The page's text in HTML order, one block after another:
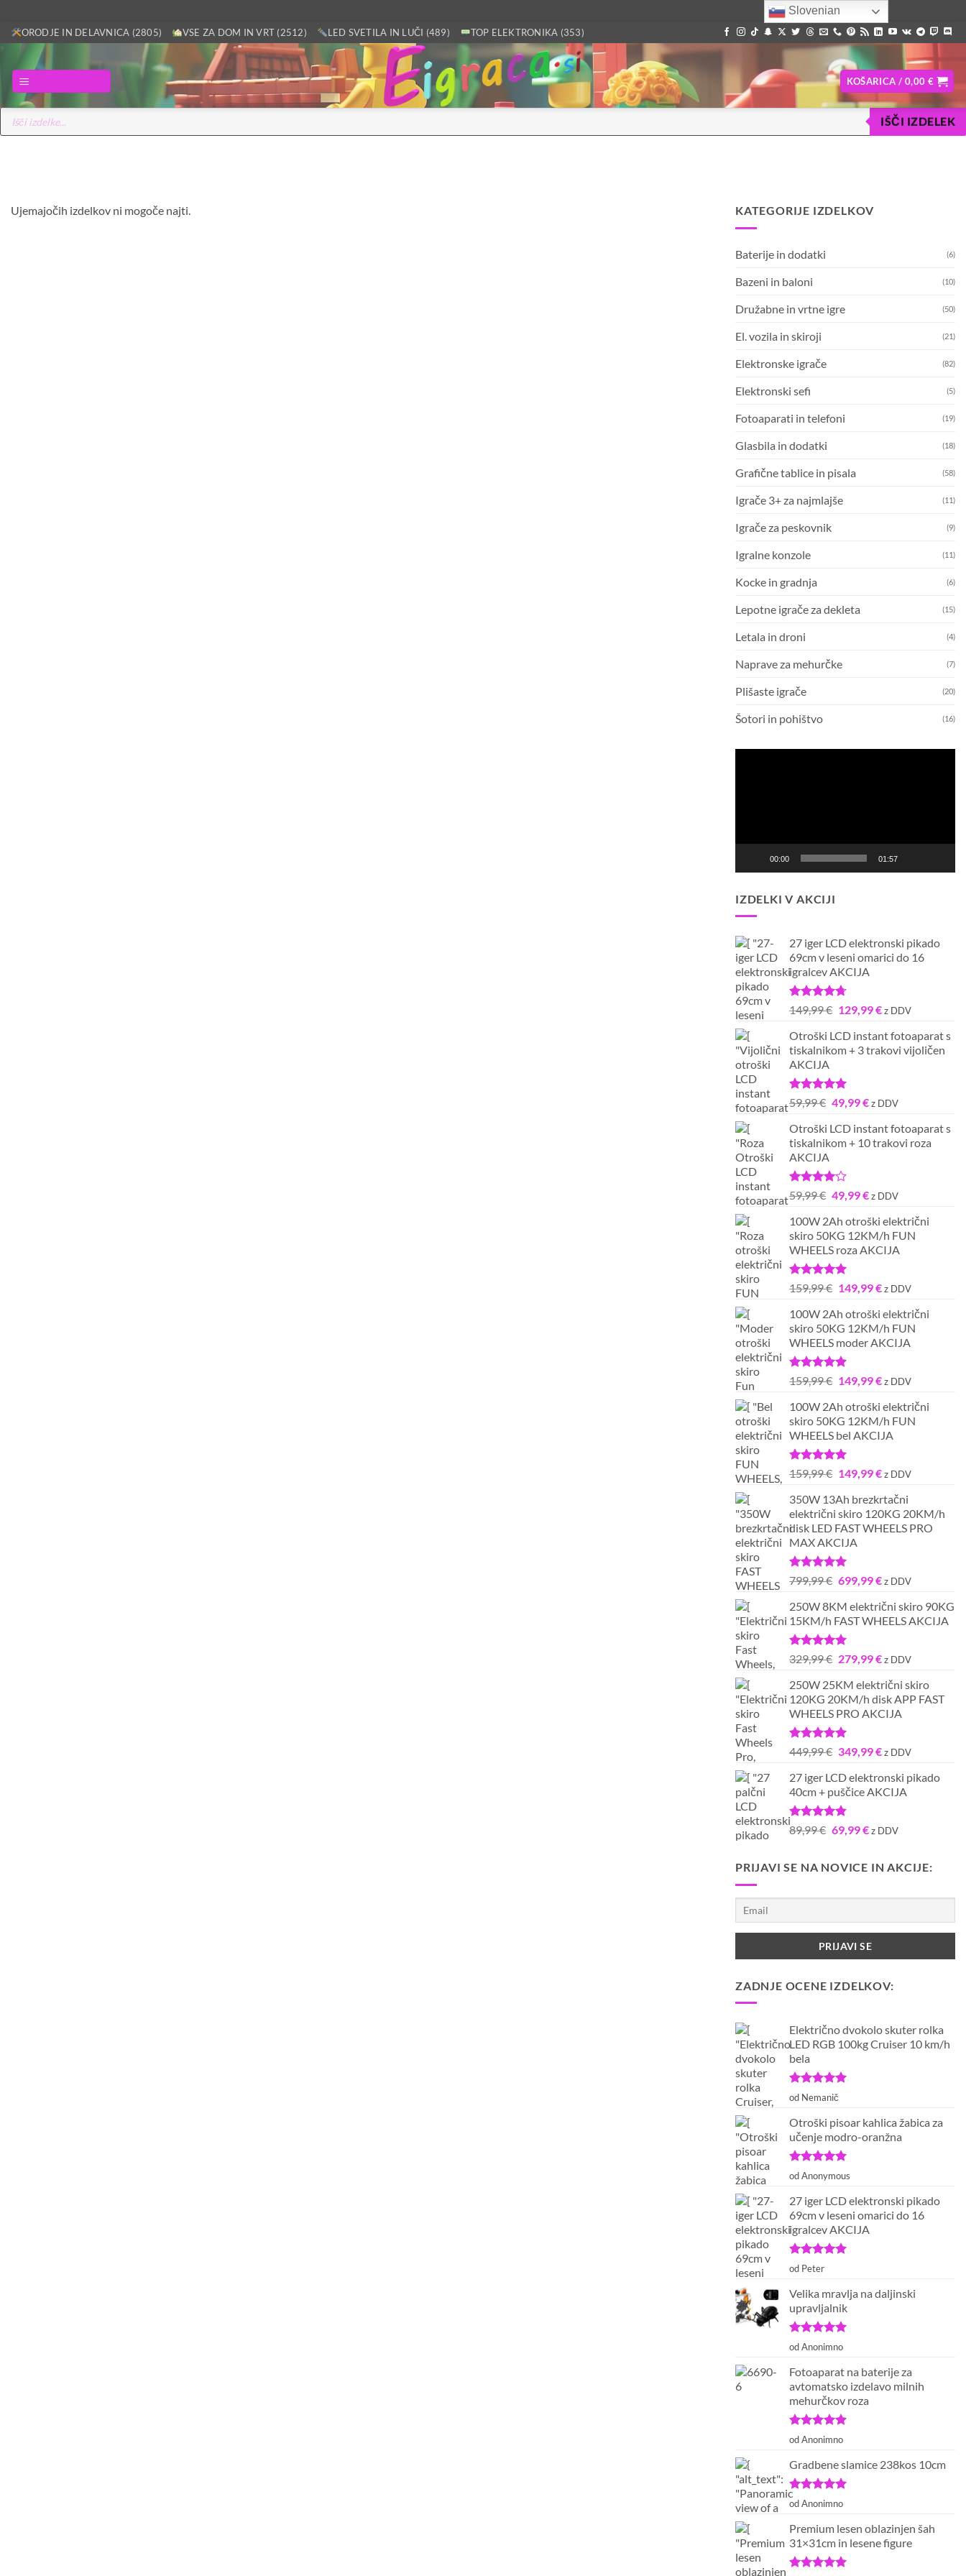
Skoči
na
vsebino
ORODJE IN DELAVNICA (2805) VSE ZA DOM IN VRT (2512) LED SVETILA IN LUČI (489) TOP ELEKTRONIKA (353)
KOŠARICA / 0,00 €
Products
search
IŠČI IZDELEK
Ujemajočih izdelkov ni mogoče najti. KATEGORIJE IZDELKOV
Baterije in dodatki (6)
Bazeni in baloni (10)
Družabne in vrtne igre (50)
El. vozila in skiroji (21)
Elektronske igrače (82)
Elektronski sefi (5)
Fotoaparati in telefoni (19)
Glasbila in dodatki (18)
Grafične tablice in pisala (58)
Igrače 3+ za najmlajše (11)
Igrače za peskovnik (9)
Igralne konzole (11)
Kocke in gradnja (6)
Lepotne igrače za dekleta (15)
Letala in droni (4)
Naprave za mehurčke (7)
Plišaste igrače (20)
Šotori in pohištvo (16)
00:00 01:57
IZDELKI V AKCIJI
27 iger LCD elektronski pikado
69cm v leseni omarici do 16
igralcev AKCIJA
Ocenjeno
od 5
149,99€ Izvirna
je
bila:
129,99€Trenutna
je:
129,99 €.
z DDV
Otroški LCD instant fotoaparat s
tiskalnikom + 3 trakovi vijoličen
AKCIJA
Ocenjeno
5.00
59,99€ Izvirna
je
bila:
49,99€Trenutna
je:
49,99 €.
z DDV
Otroški LCD instant fotoaparat s
tiskalnikom + 10 trakovi roza
AKCIJA
Ocenjeno
4.00
5
59,99€ Izvirna
je
bila:
59,99 €.
49,99€Trenutna
je:
49,99 €.
z DDV
100W 2Ah otroški električni
skiro 50KG 12KM/h FUN
WHEELS roza AKCIJA
Ocenjeno
od 5
159,99€ Izvirna
je
bila:
159,99 €.
149,99€Trenutna
je:
149,99 €.
z DDV
100W 2Ah otroški električni
skiro 50KG 12KM/h FUN
WHEELS moder AKCIJA
Ocenjeno
od 5
159,99€ Izvirna
je
bila:
159,99 €.
149,99€Trenutna
je:
149,99 €.
z DDV
100W 2Ah otroški električni
skiro 50KG 12KM/h FUN
WHEELS bel AKCIJA
Ocenjeno
od 5
159,99€ Izvirna
je
bila:
159,99 €.
149,99€Trenutna
je:
149,99 €.
z DDV
350W 13Ah brezkrtačni
električni skiro 120KG 20KM/h
disk LED FAST WHEELS PRO
MAX AKCIJA
Ocenjeno
od 5
799,99€ Izvirna
je
bila:
799,99 €.
699,99€Trenutna
je:
699,99 €.
z DDV
250W 8KM električni skiro 90KG
15KM/h FAST WHEELS AKCIJA
Ocenjeno
od 5
329,99€ Izvirna
je
bila:
329,99 €.
279,99€Trenutna
je:
279,99 €.
z DDV
250W 25KM električni skiro
120KG 20KM/h disk APP FAST
WHEELS PRO AKCIJA
Ocenjeno
od 5
449,99€ Izvirna
je
bila:
449,99 €.
349,99€Trenutna
je:
349,99 €.
z DDV
27 iger LCD elektronski pikado
40cm + puščice AKCIJA
Ocenjeno
4.80
89,99€ Izvirna
bila:
69,99€Trenutna
69,99 €.
z DDV
PRIJAVI SE NA NOVICE IN AKCIJE:
ZADNJE OCENE IZDELKOV:
Električno dvokolo skuter rolka
LED RGB 100kg Cruiser 10 km/h
bela
Ocenjeno
od Nemanič
Otroški pisoar kahlica žabica za
učenje modro-oranžna
Ocenjeno5
od Anonymous
27 iger LCD elektronski pikado
69cm v leseni omarici do 16
igralcev AKCIJA
Ocenjeno
od Peter
Velika mravlja na daljinski
upravljalnik
Ocenjeno5
od Anonimno
Fotoaparat na baterije za
avtomatsko izdelavo milnih
mehurčkov roza
Ocenjeno5
od Anonimno
Gradbene slamice 238kos 10cm
Ocenjeno5
od Anonimno
Premium lesen oblazinjen šah
31×31cm in lesene figure
Slovenian